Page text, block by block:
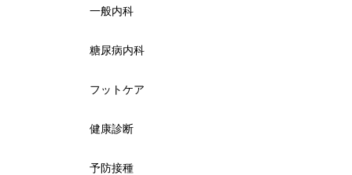
一般内科
糖尿病内科
フットケア
健康診断
予防接種